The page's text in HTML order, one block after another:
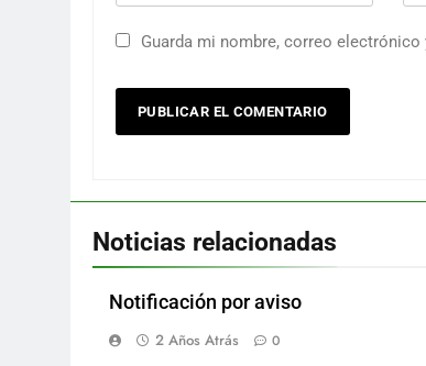
Guarda mi nombre, correo
Noticias relacionadas
Notificación por aviso
2 Años Atrás 0